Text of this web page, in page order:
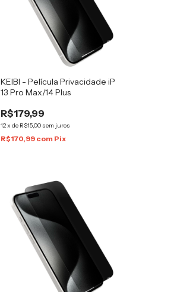
KEIBI - Película Privacidade iP
13 Pro Max/14 Plus
R$179,99
12x de R$15,00 sem juros
R$170,99 com Pix